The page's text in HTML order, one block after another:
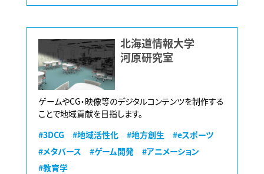
北海道情報大学
河原研究室
ゲームやCG・映像等のデジタルコンテンツを制作する
ことで地域貢献を目指します。
#3DCG
#地域活性化 #地方創生
#eスポーツ
#メタバース
#ゲーム開発
#アニメーション
#教育学